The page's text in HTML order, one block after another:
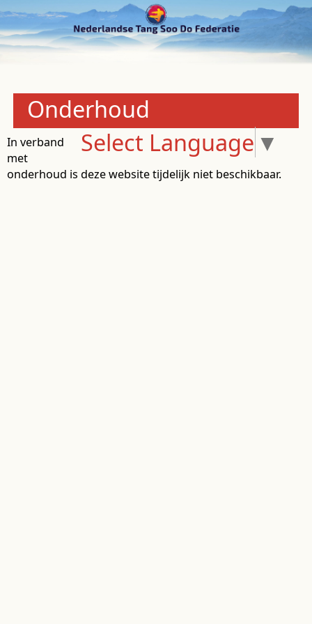
Onderhoud
Select Language ▼
In verband
met
onderhoud is deze website tijdelijk niet beschikbaar.